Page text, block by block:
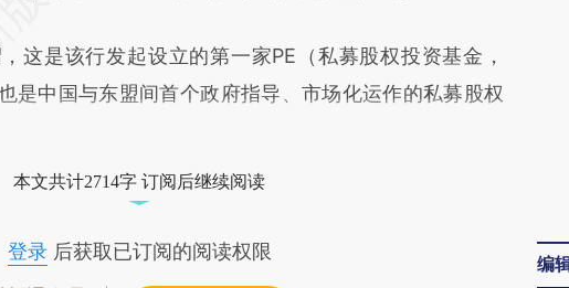
是该行发起设立的第一家PE（私募股权投资基金，
是中国与东盟间首个政府指导、市场化运作的私募股权
本文共计2714字 订阅后继续阅读
登录后获取已订阅的阅读权限
编